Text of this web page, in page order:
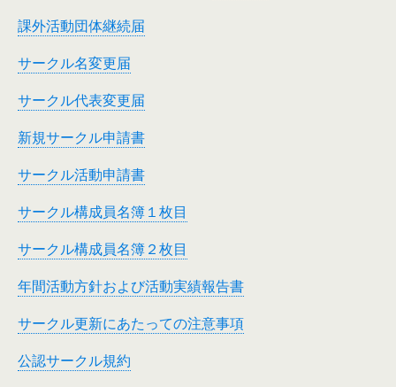
課外活動団体継続届
サークル名変更届
サークル代表変更届
新規サークル申請書
サークル活動申請書
サークル構成員名簿１枚目
サークル構成員名簿２枚目
年間活動方針および活動実績報告書
サークル更新にあたっての注意事項
公認サークル規約